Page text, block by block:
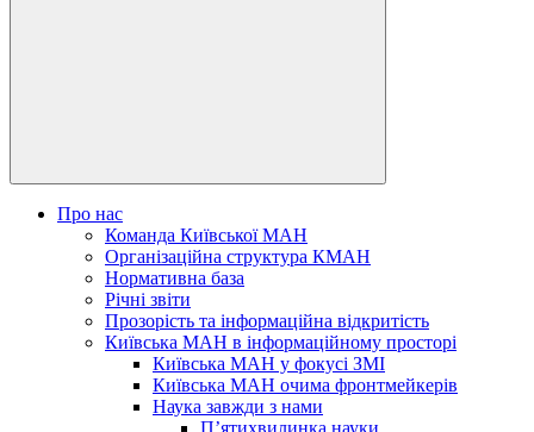
Про нас
Команда Київської МАН
Організаційна структура КМАН
Нормативна база
Річні звіти
Прозорість та інформаційна відкритість
Київська МАН в інформаційному просторі
Київська МАН у фокусі ЗМІ
Київська МАН очима фронтмейкерів
Наука завжди з нами